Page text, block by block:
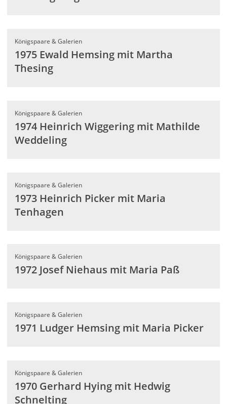
Königspaare & Galerien
1975 Ewald Hemsing mit Martha
Thesing
Königspaare & Galerien
1974 Heinrich Wiggering mit Mathilde
Weddeling
Königspaare & Galerien
1973 Heinrich Picker mit Maria
Tenhagen
Königspaare & Galerien
1972 Josef Niehaus mit Maria Paß
Königspaare & Galerien
1971 Ludger Hemsing mit Maria Picker
Königspaare & Galerien
1970 Gerhard Hying mit Hedwig
Schnelting